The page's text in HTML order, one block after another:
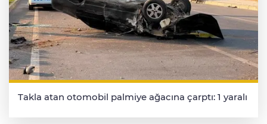
Takla atan otomobil palmiye ağacına çarptı: 1 yaralı